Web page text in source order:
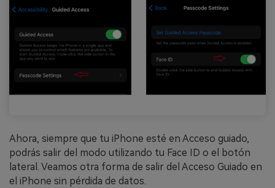
Ahora, siempre que tu iPhone esté en Acceso guiado,
podrás salir del modo utilizando tu Face ID o el botón
lateral. Veamos otra forma de salir del Acceso Guiado en
el iPhone sin pérdida de datos.